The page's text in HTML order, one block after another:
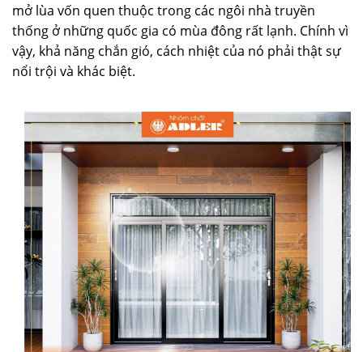
mở lùa vốn quen thuộc trong các ngôi nhà truyền
thống ở những quốc gia có mùa đông rất lạnh. Chính vì
vậy, khả năng chắn gió, cách nhiệt của nó phải thật sự
nổi trội và khác biệt.